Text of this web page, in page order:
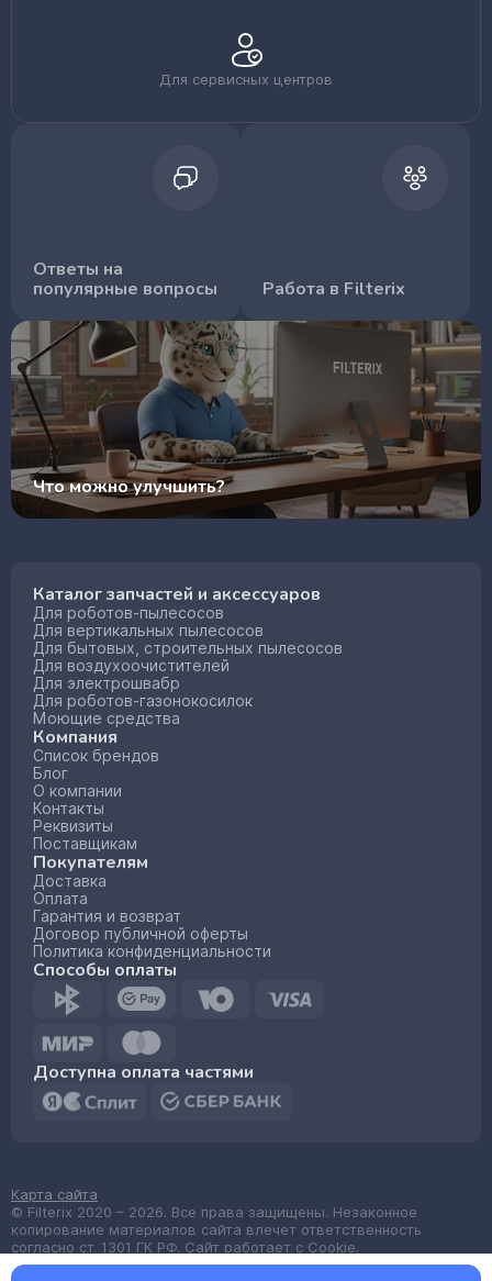
Для сервисных центров
Ответы на
популярные вопросы
Работа в Filterix
Что можно улучшить?
Каталог запчастей и аксессуаров
Для роботов-пылесосов
Для вертикальных пылесосов
Для бытовых, строительных пылесосов
Для воздухоочистителей
Для электрошвабр
Для роботов-газонокосилок
Моющие средства
Компания
Список брендов
Блог
О компании
Контакты
Реквизиты
Поставщикам
Покупателям
Доставка
Оплата
Гарантия и возврат
Договор публичной оферты
Политика конфиденциальности
Способы оплаты
Доступна оплата частями
© Filterix 2020 – 2026. Все права защищены. Незаконное
копирование материалов сайта влечет ответственность
согласно ст. 1301 ГК РФ. Сайт работает с Cookie.
Карта сайта
Made by